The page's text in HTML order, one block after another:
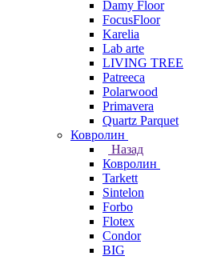
Damy Floor
FocusFloor
Karelia
Lab arte
LIVING TREE
Patreeca
Polarwood
Primavera
Quartz Parquet
Ковролин
Назад
Ковролин
Tarkett
Sintelon
Forbo
Flotex
Condor
BIG